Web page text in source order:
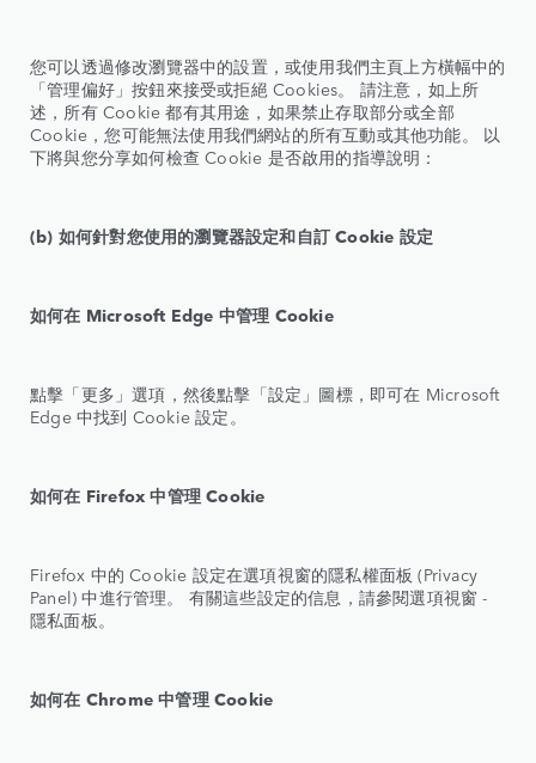
您可以透過修改瀏覽器中的設置，或使用我們主頁上方橫幅中的
「管理偏好」按鈕來接受或拒絕 Cookies。 請注意，如上所
述，所有 Cookie 都有其用途，如果禁止存取部分或全部
Cookie，您可能無法使用我們網站的所有互動或其他功能。 以
下將與您分享如何檢查 Cookie 是否啟用的指導說明：
(b) 如何針對您使用的瀏覽器設定和自訂 Cookie 設定
如何在 Microsoft Edge 中管理 Cookie
點擊「更多」選項，然後點擊「設定」圖標，即可在 Microsoft
Edge 中找到 Cookie 設定。
如何在 Firefox 中管理 Cookie
Firefox 中的 Cookie 設定在選項視窗的隱私權面板 (Privacy
Panel) 中進行管理。 有關這些設定的信息，請參閱選項視窗 -
隱私面板。
如何在 Chrome 中管理 Cookie